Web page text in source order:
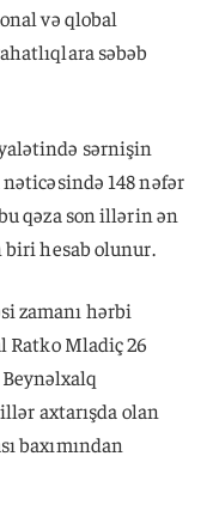
və qlobal
səbəb
sərnişin
148 nəfər
qəza son illərin ən
hesab olunur.
zamanı hərbi
Mladiç 26
axtarışda olan
baxımından